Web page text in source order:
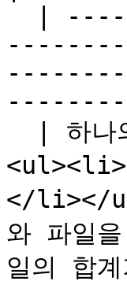
<ul><li>
</li></
와 파일
일의 합